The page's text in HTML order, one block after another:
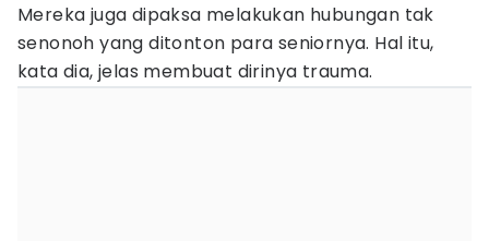
Mereka juga dipaksa melakukan hubungan tak
senonoh yang ditonton para seniornya. Hal itu,
kata dia, jelas membuat dirinya trauma.